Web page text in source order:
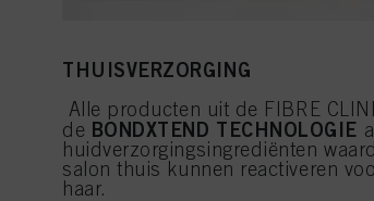
THUISVERZORGING
Alle producten uit de FIBRE
de BONDXTEND TECHNOLOGIE
huidverzorgingsingrediënten
salon thuis kunnen reactiveren
haar.